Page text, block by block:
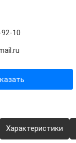
10
Характеристики